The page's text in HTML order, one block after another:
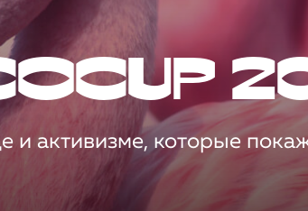
и активизме, которые